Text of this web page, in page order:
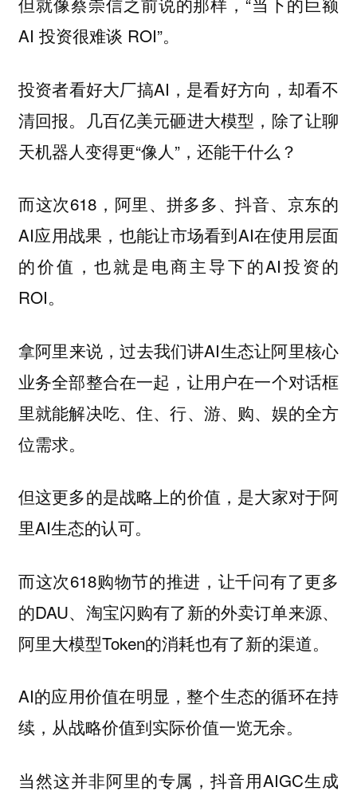
AI 投资很难谈 ROI”。
投资者看好大厂搞AI，是看好方向，却看不
清回报。几百亿美元砸进大模型，除了让聊
天机器人变得更“像人”，还能干什么？
而这次618，阿里、拼多多、抖音、京东的
AI应用战果，也能让市场看到AI在使用层面
的价值，也就是电商主导下的AI投资的
ROI。
拿阿里来说，过去我们讲AI生态让阿里核心
业务全部整合在一起，让用户在一个对话框
里就能解决吃、住、行、游、购、娱的全方
位需求。
但这更多的是战略上的价值，是大家对于阿
里AI生态的认可。
而这次618购物节的推进，让千问有了更多
的DAU、淘宝闪购有了新的外卖订单来源、
阿里大模型Token的消耗也有了新的渠道。
AI的应用价值在明显，整个生态的循环在持
续，从战略价值到实际价值一览无余。
当然这并非阿里的专属，抖音用AIGC生成